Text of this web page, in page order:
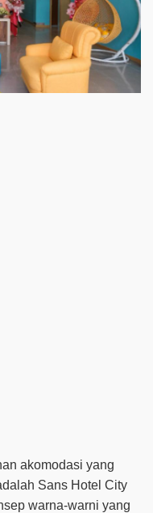
akomodasi yang
Sans Hotel City
warna-warni yang